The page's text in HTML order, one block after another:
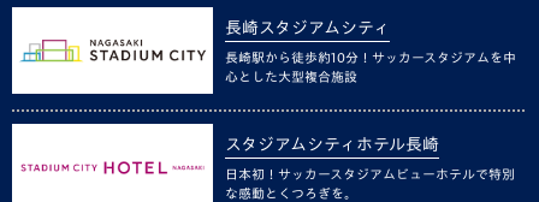
長崎スタジアムシティ
長崎駅から徒歩約10分！サッカースタジアムを中
心とした大型複合施設
スタジアムシティホテル長崎
日本初！サッカースタジアムビューホテルで特別
な感動とくつろぎを。